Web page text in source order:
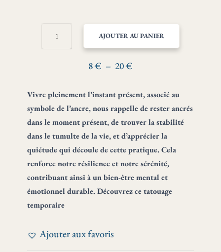
QUANTITÉ
PRÉSENT
–
STABILITÉ
ET
SÉRÉNITÉ
AJOUTER AU PANIER
8€ – 20€Plage
prix :
8 €
à
20 €
Vivre pleinement l’instant présent, associé au
symbole de l’ancre, nous rappelle de rester ancrés
dans le moment présent, de trouver la stabilité
dans le tumulte de la vie, et d’apprécier la
quiétude qui découle de cette pratique. Cela
renforce notre résilience et notre sérénité,
contribuant ainsi à un bien-être mental et
émotionnel durable. Découvrez ce tatouage
temporaire
Ajouter aux favoris